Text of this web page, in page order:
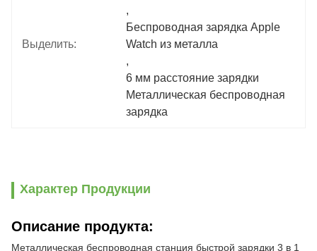
Выделить:
,
Беспроводная зарядка Apple
Watch из металла
,
6 мм расстояние зарядки
Металлическая беспроводная
зарядка
Характер Продукции
Описание продукта:
Металлическая беспроводная станция быстрой зарядки 3 в 1